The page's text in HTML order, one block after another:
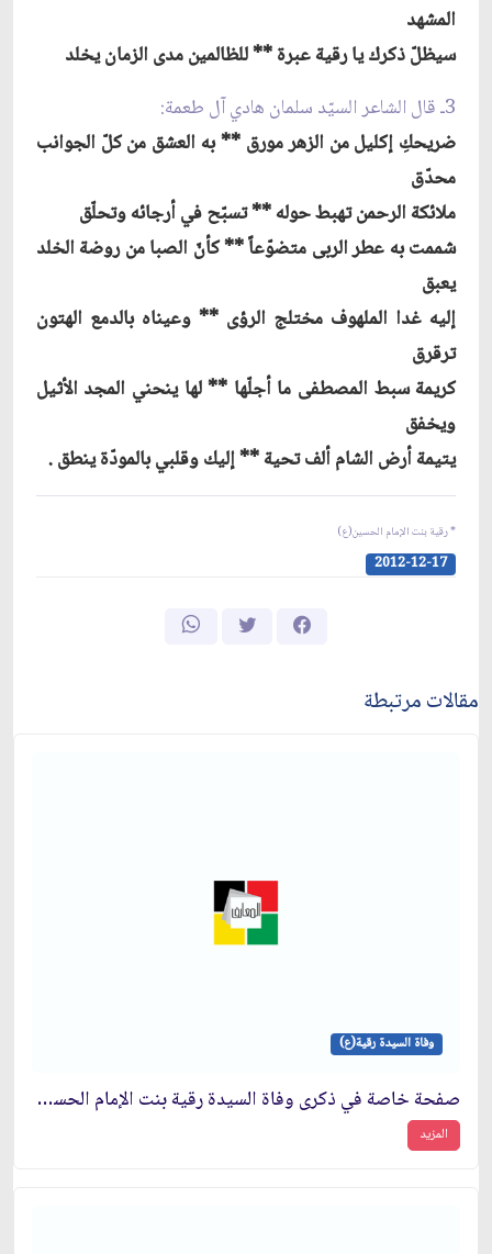
المشهد
سيظلّ ذكرك يا رقية عبرة ** للظالمين مدى الزمان يخلد
3ـ قال الشاعر السيّد سلمان هادي آل طعمة:
ضريحكِ إكليل من الزهر مورق ** به العشق من كلّ الجوانب
محدّق
ملائكة الرحمن تهبط حوله ** تسبّح في أرجائه وتحلّق
شممت به عطر الربى متضوّعاً ** كأنّ الصبا من روضة الخلد
يعبق
إليه غدا الملهوف مختلج الرؤى ** وعيناه بالدمع الهتون
ترقرق
كريمة سبط المصطفى ما أجلّها ** لها ينحني المجد الأثيل
ويخفق
يتيمة أرض الشام ألف تحية ** إليك وقلبي بالمودّة ينطق .
* رقية بنت الإمام الحسين(ع)
2012-12-17
مقالات مرتبطة
وفاة السيدة رقية(ع)
صفحة خاصة في ذكرى وفاة السيدة رقية بنت الإمام الحسين(ع)
المزيد